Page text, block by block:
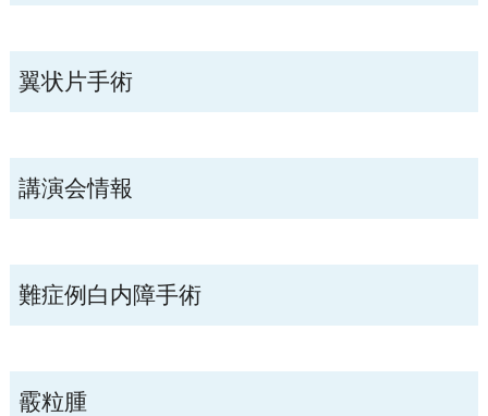
翼状片手術
講演会情報
難症例白内障手術
霰粒腫